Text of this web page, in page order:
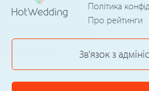
Політика
Про рейтинги
Зв'язок з